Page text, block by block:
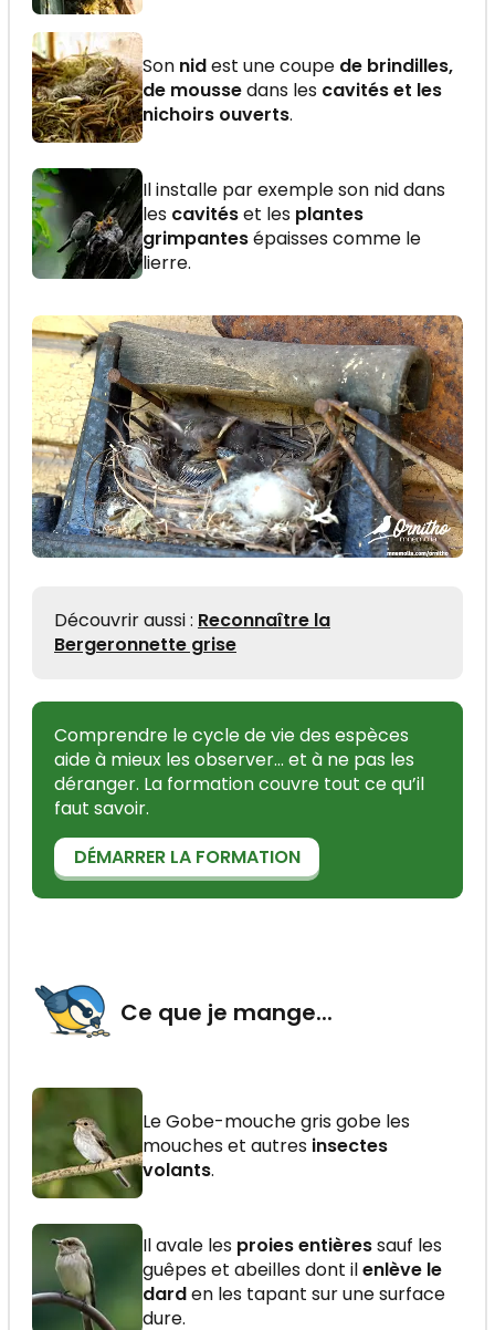
Son nidest une coupe de brindilles,
de moussedans les cavités et les
nichoirs ouverts.
Il installe par exemple son nid dans
les cavitéset les plantes
grimpantesépaisses comme le
lierre.
Découvrir aussi : Reconnaître la
Bergeronnette grise
Comprendre le cycle de vie des espèces
aide à mieux les observer... et à ne pas les
déranger. La formation couvre tout ce qu’il
faut savoir.
DÉMARRER LA FORMATION
Ce que je mange...
Le Gobe-mouche gris gobe les
mouches et autres insectes
volants.
Il avale les proies entièressauf les
guêpes et abeilles dont ilenlève le
darden les tapant sur une surface
dure.